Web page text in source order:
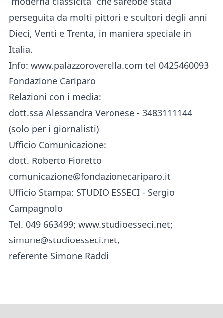
perseguita da molti pittori e scultori degli anni
Dieci, Venti e Trenta, in maniera speciale in
Italia.
Info: www.palazzoroverella.com tel 0425460093
Fondazione Cariparo
Relazioni con i media:
dott.ssa Alessandra Veronese - 3483111144
(solo per i giornalisti)
Ufficio Comunicazione:
dott. Roberto Fioretto
comunicazione@fondazionecariparo.it
Ufficio Stampa: STUDIO ESSECI - Sergio
Campagnolo
Tel. 049 663499; www.studioesseci.net;
simone@studioesseci.net,
referente Simone Raddi